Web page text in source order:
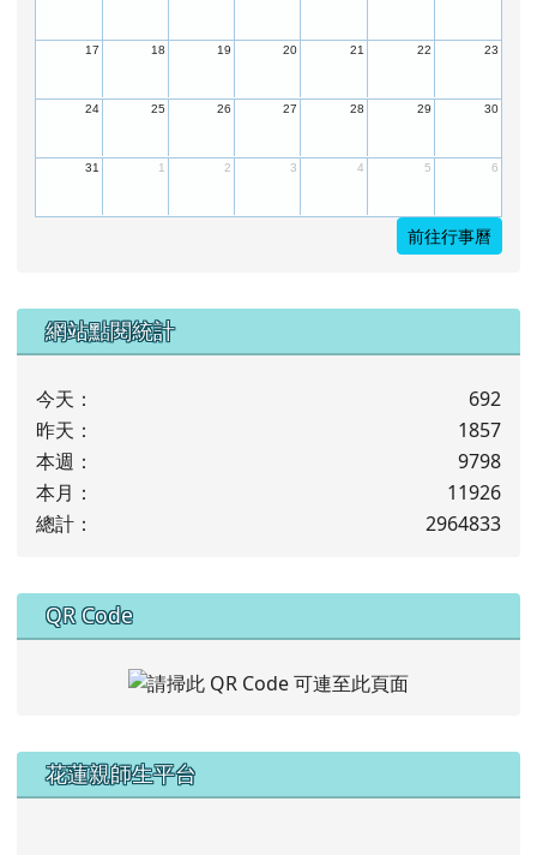
17 18 19 20 21 22 23
24 25 26 27 28 29 30
31 1 2 3 4 5 6
前往行事曆
下中左區域內容
網站點閱統計
今天：
692
昨天：
1857
本週：
9798
本月：
11926
總計：
2964833
下中右區域內容
QR Code
左邊區域內容
花蓮親師生平台